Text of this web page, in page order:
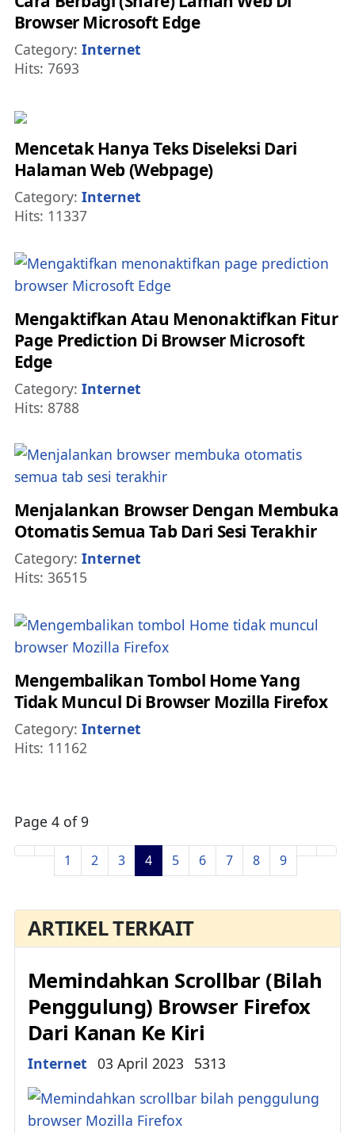
Browser Microsoft Edge
Details
Category: Internet
Hits: 7693
Mencetak Hanya Teks Diseleksi Dari
Halaman Web (Webpage)
Details
Category: Internet
Hits: 11337
Mengaktifkan Atau Menonaktifkan Fitur
Page Prediction Di Browser Microsoft
Edge
Details
Category: Internet
Hits: 8788
Menjalankan Browser Dengan Membuka
Otomatis Semua Tab Dari Sesi Terakhir
Details
Category: Internet
Hits: 36515
Mengembalikan Tombol Home Yang
Tidak Muncul Di Browser Mozilla Firefox
Details
Category: Internet
Hits: 11162
Page 4 of 9
1 2 3 4 5 6 7 8 9
ARTIKEL TERKAIT
Memindahkan Scrollbar (Bilah
Penggulung) Browser Firefox
Dari Kanan Ke Kiri
Details
Internet 03 April 2023 5313